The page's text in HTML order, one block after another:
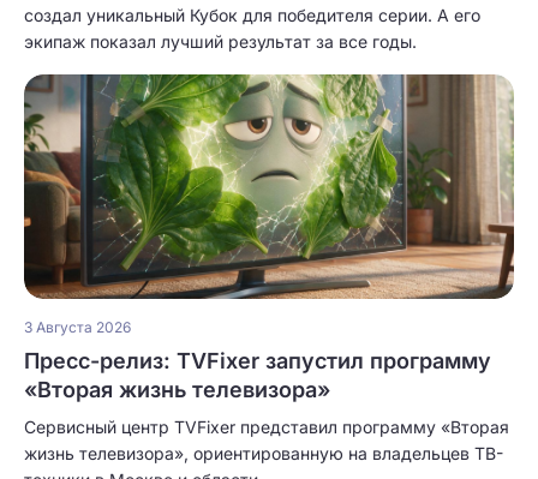
создал уникальный Кубок для победителя серии. А его
экипаж показал лучший результат за все годы.
3 Августа 2026
Пресс-релиз: TVFixer запустил программу
«Вторая жизнь телевизора»
Сервисный центр TVFixer представил программу «Вторая
жизнь телевизора», ориентированную на владельцев ТВ-